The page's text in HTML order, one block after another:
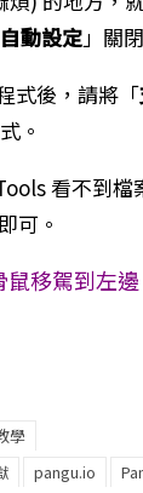
自動設定」關
式後，請將「
。
看不到
可。
鼠移駕到左
學
pangu.io